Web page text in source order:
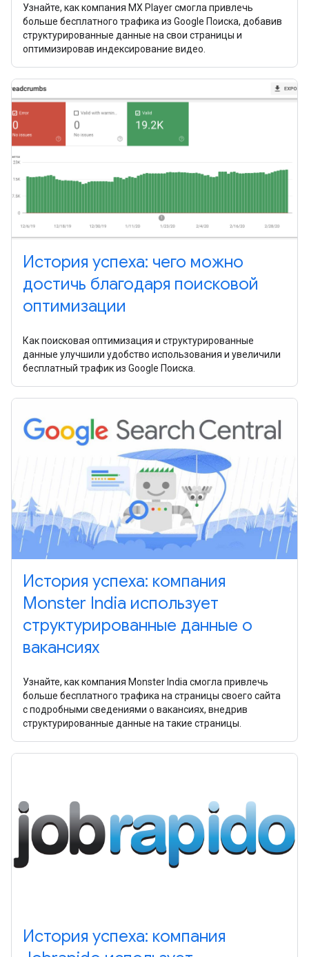
Узнайте, как компания MX Player смогла привлечь
больше бесплатного трафика из Google Поиска, добавив
структурированные данные на свои страницы и
оптимизировав индексирование видео.
История успеха: чего можно
достичь благодаря поисковой
оптимизации
Как поисковая оптимизация и структурированные
данные улучшили удобство использования и увеличили
бесплатный трафик из Google Поиска.
История успеха: компания
Monster India использует
структурированные данные о
вакансиях
Узнайте, как компания Monster India смогла привлечь
больше бесплатного трафика на страницы своего сайта
с подробными сведениями о вакансиях, внедрив
структурированные данные на такие страницы.
История успеха: компания